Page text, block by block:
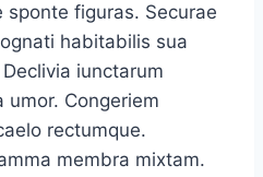
figuras. Securae
habitabilis sua
iunctarum
Congeriem
rectumque.
membra mixtam.